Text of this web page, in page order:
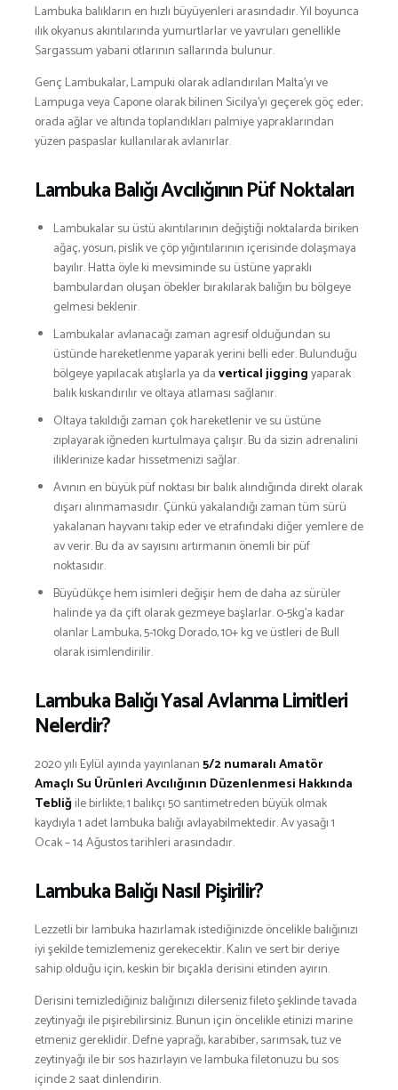
Lambuka balıkların en hızlı büyüyenleri arasındadır. Yıl boyunca
ılık okyanus akıntılarında yumurtlarlar ve yavruları genellikle
Sargassum yabani otlarının sallarında bulunur.
Genç Lambukalar, Lampuki olarak adlandırılan Malta’yı ve
Lampuga veya Capone olarak bilinen Sicilya’yı geçerek göç eder;
orada ağlar ve altında toplandıkları palmiye yapraklarından
yüzen paspaslar kullanılarak avlanırlar.
Lambuka Balığı Avcılığının Püf Noktaları
Lambukalar su üstü akıntılarının değiştiği noktalarda biriken
ağaç, yosun, pislik ve çöp yığıntılarının içerisinde dolaşmaya
bayılır. Hatta öyle ki mevsiminde su üstüne yapraklı
bambulardan oluşan öbekler bırakılarak balığın bu bölgeye
gelmesi beklenir.
Lambukalar avlanacağı zaman agresif olduğundan su
üstünde hareketlenme yaparak yerini belli eder. Bulunduğu
bölgeye yapılacak atışlarla ya davertical jiggingyaparak
balık kıskandırılır ve oltaya atlaması sağlanır.
Oltaya takıldığı zaman çok hareketlenir ve su üstüne
zıplayarak iğneden kurtulmaya çalışır. Bu da sizin adrenalini
iliklerinize kadar hissetmenizi sağlar.
Avının en büyük püf noktası bir balık alındığında direkt olarak
dışarı alınmamasıdır. Çünkü yakalandığı zaman tüm sürü
yakalanan hayvanı takip eder ve etrafındaki diğer yemlere de
av verir. Bu da av sayısını artırmanın önemli bir püf
noktasıdır.
Büyüdükçe hem isimleri değişir hem de daha az sürüler
halinde ya da çift olarak gezmeye başlarlar. 0-5kg’a kadar
olanlar Lambuka, 5-10kg Dorado, 10+ kg ve üstleri de Bull
olarak isimlendirilir.
Lambuka Balığı Yasal Avlanma Limitleri
Nelerdir?
2020 yılı Eylül ayında yayınlanan5/2 numaralı Amatör
Amaçlı Su Ürünleri Avcılığının Düzenlenmesi Hakkında
Tebliğ ile birlikte; 1 balıkçı 50 santimetreden büyük olmak
kaydıyla 1 adet lambuka balığı avlayabilmektedir. Av yasağı 1
Ocak – 14 Ağustos tarihleri arasındadır.
Lambuka Balığı Nasıl Pişirilir?
Lezzetli bir lambuka hazırlamak istediğinizde öncelikle balığınızı
iyi şekilde temizlemeniz gerekecektir. Kalın ve sert bir deriye
sahip olduğu için, keskin bir bıçakla derisini etinden ayırın.
Derisini temizlediğiniz balığınızı dilerseniz fileto şeklinde tavada
zeytinyağı ile pişirebilirsiniz. Bunun için öncelikle etinizi marine
etmeniz gereklidir. Defne yaprağı, karabiber, sarımsak, tuz ve
zeytinyağı ile bir sos hazırlayın ve lambuka filetonuzu bu sos
içinde 2 saat dinlendirin.